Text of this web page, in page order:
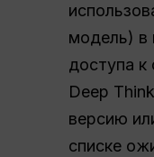
модель) в
доступа к
Deep
версию
списке